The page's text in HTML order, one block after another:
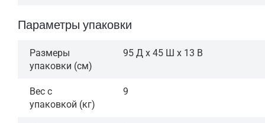
Параметры упаковки
Размеры
упаковки (см)
95 Д x 45 Ш x 13 В
Вес с
упаковкой (кг)
9